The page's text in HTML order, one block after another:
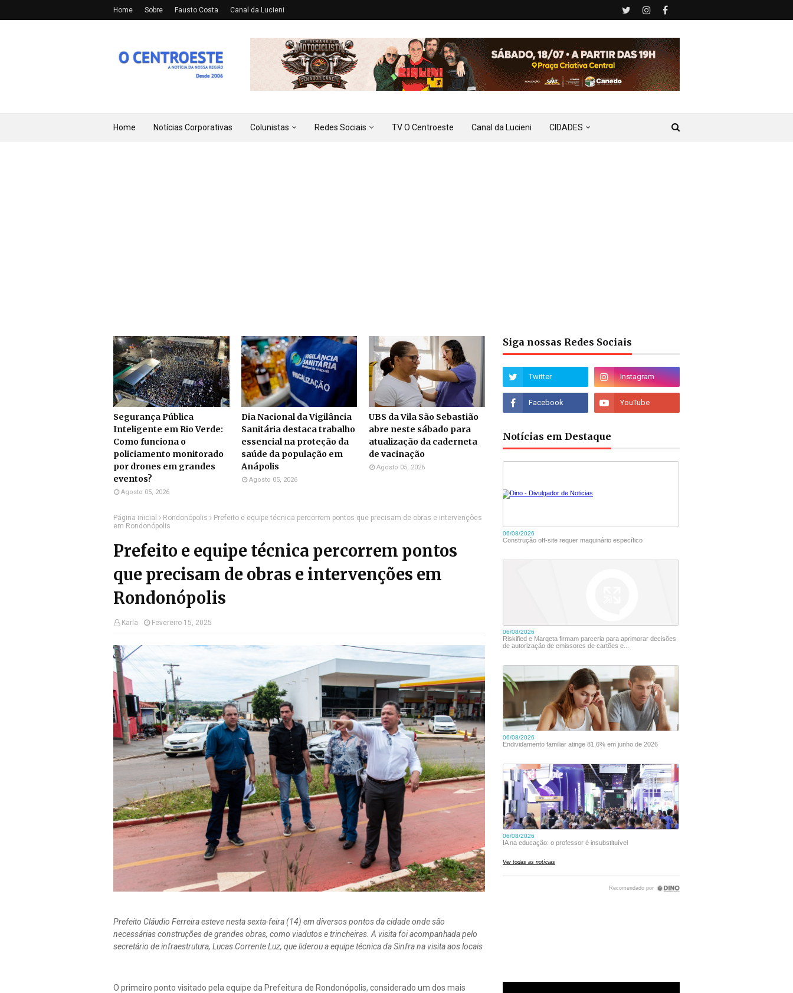
Home Sobre Fausto Costa Canal da Lucieni
Home Notícias Corporativas Colunistas Redes Sociais TV O Centroeste Canal da Lucieni CIDADES
Segurança Pública
Inteligente em Rio Verde:
Como funciona o
policiamento monitorado
por drones em grandes
eventos?
Agosto 05, 2026
Dia Nacional da Vigilância
Sanitária destaca trabalho
essencial na proteção da
saúde da população em
Anápolis
Agosto 05, 2026
UBS da Vila São Sebastião
abre neste sábado para
atualização da caderneta
de vacinação
Agosto 05, 2026
Página inicial Rondonópolis
Prefeito e equipe técnica percorrem pontos que precisam de obras e intervenções
em Rondonópolis
Prefeito e equipe técnica percorrem pontos
que precisam de obras e intervenções em
Rondonópolis
Karla Fevereiro 15, 2025
Prefeito Cláudio Ferreira esteve nesta sexta-feira (14) em diversos pontos da cidade onde são
necessárias construções de grandes obras, como viadutos e trincheiras. A visita foi acompanhada pelo
secretário de infraestrutura, Lucas Corrente Luz, que liderou a equipe técnica da Sinfra na visita aos locais
O primeiro ponto visitado pela equipe da Prefeitura de Rondonópolis, considerado um dos mais
Siga nossas Redes Sociais
Notícias em Destaque